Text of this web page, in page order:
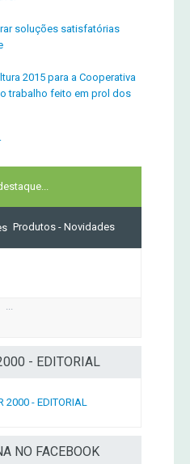
soluções satisfatórias
2015 para a Cooperativa
trabalho feito em prol dos
Produtos - Novidades
- EDITORIAL
NO FACEBOOK